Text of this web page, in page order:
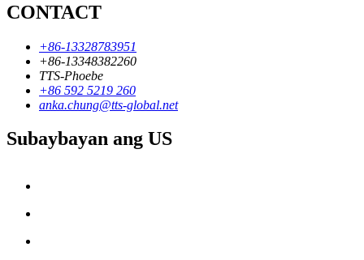
CONTACT
+86-13328783951
+86-13348382260
TTS-Phoebe
+86 592 5219 260
anka.chung@tts-global.net
Subaybayan ang US